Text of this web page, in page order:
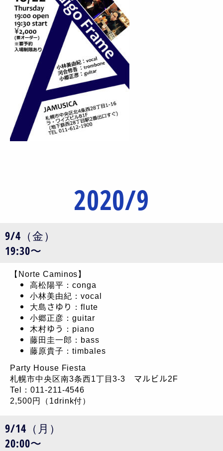
2020/9
9/4（金）
19:30〜
【Norte Caminos】
高松陽平：conga
小林美由紀：vocal
大島さゆり：flute
小郷正彦：guitar
木村ゆう：piano
藤田圭一郎：bass
藤原貴子：timbales
Party House Fiesta
札幌市中央区南3条西1丁目3-3 マルビル2F
Tel：011-211-4546
2,500円（1drink付）
9/14（月）
20:00〜